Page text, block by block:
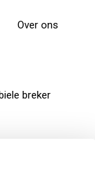
Over ons
breker